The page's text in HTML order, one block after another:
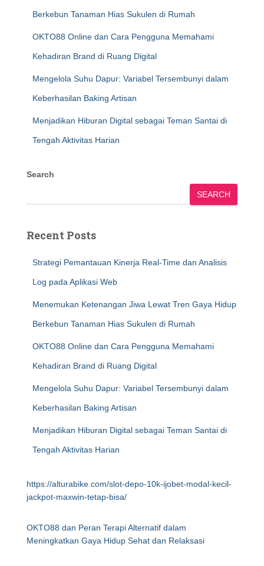
Berkebun Tanaman Hias Sukulen di Rumah
OKTO88 Online dan Cara Pengguna Memahami
Kehadiran Brand di Ruang Digital
Mengelola Suhu Dapur: Variabel Tersembunyi dalam
Keberhasilan Baking Artisan
Menjadikan Hiburan Digital sebagai Teman Santai di
Tengah Aktivitas Harian
Search
SEARCH
Recent Posts
Strategi Pemantauan Kinerja Real-Time dan Analisis
Log pada Aplikasi Web
Menemukan Ketenangan Jiwa Lewat Tren Gaya Hidup
Berkebun Tanaman Hias Sukulen di Rumah
OKTO88 Online dan Cara Pengguna Memahami
Kehadiran Brand di Ruang Digital
Mengelola Suhu Dapur: Variabel Tersembunyi dalam
Keberhasilan Baking Artisan
Menjadikan Hiburan Digital sebagai Teman Santai di
Tengah Aktivitas Harian
https://alturabike.com/slot-depo-10k-ijobet-modal-kecil-
jackpot-maxwin-tetap-bisa/
OKTO88 dan Peran Terapi Alternatif dalam
Meningkatkan Gaya Hidup Sehat dan Relaksasi